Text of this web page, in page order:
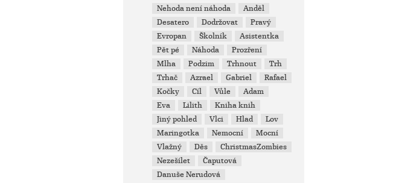
Nehoda není náhoda
Anděl
Desatero
Dodržovat
Pravý
Evropan
Školník
Asistentka
Pět pé
Náhoda
Prozření
Mlha
Podzim Trhnout
Trh
Trhač
Azrael Gabriel
Rafael
Kočky
Cíl Vůle
Adam
Eva
Lilith
Kniha knih
Jiný pohled
Vlci Hlad
Lov
Maringotka
Nemocní
Mocní
Vlažný
Děs
ChristmasZombies
Nezešílet
Čaputová
Danuše Nerudová